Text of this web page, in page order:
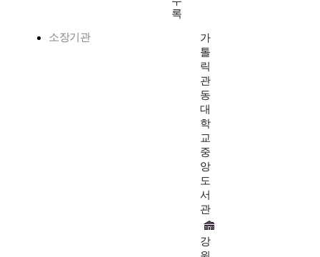
록
소장기관
가
톨
릭
관
동
대
학
교
중
앙
도
서
관
강